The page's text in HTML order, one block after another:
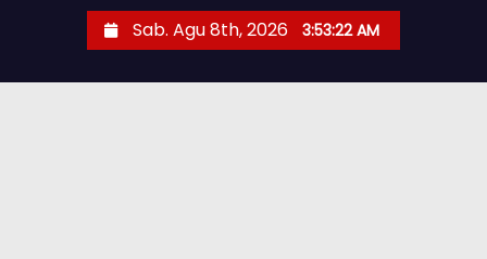
Sab. Agu 8th, 2026 3:53:23 AM